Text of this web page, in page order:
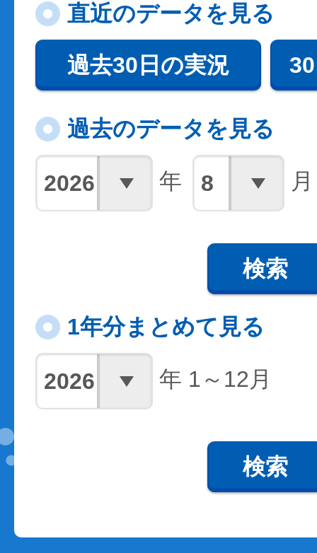
直近のデータを見る
過去30日の実況
過去のデータを見る
年 月
検索
1年分まとめて見る
年 1～12月
検索